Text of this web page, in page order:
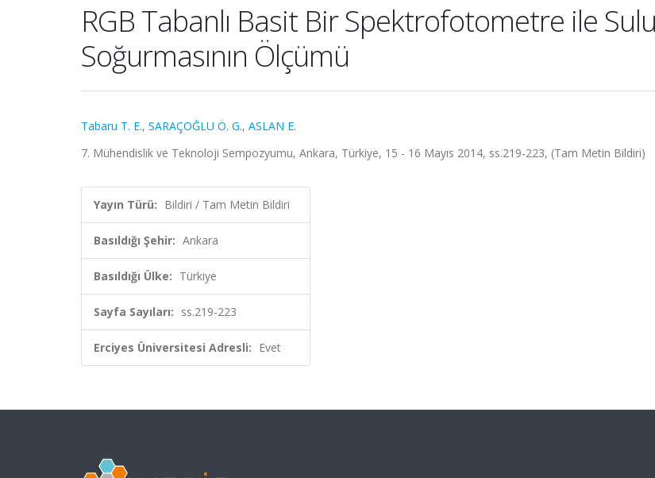
RGB Tabanlı Basit Bir Spektrofotometre ile
Soğurmasının Ölçümü
Tabaru T. E., SARAÇOĞLU Ö. G., ASLAN E.
7. Mühendislik ve Teknoloji Sempozyumu, Ankara, Türkiye, 15 - 16 Mayıs 2014, ss.219-223, (Tam Metin Bildiri)
Yayın Türü: Bildiri / Tam Metin Bildiri
Basıldığı Şehir: Ankara
Basıldığı Ülke: Türkiye
Sayfa Sayıları: ss.219-223
Erciyes Üniversitesi Adresli: Evet